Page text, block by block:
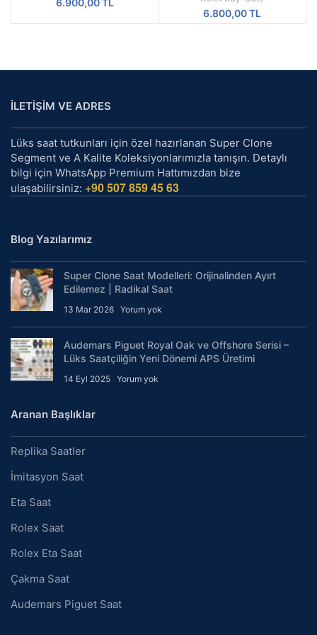
6.900,00TL
6.800,00TL
İLETİŞİM VE ADRES
Lüks saat tutkunları için özel hazırlanan Super Clone
Segment ve A Kalite Koleksiyonlarımızla tanışın. Detaylı
bilgi için WhatsApp Premium Hattımızdan bize
ulaşabilirsiniz: +90 507 859 45 63
Blog Yazılarımız
Super Clone Saat Modelleri: Orijinalinden Ayırt
Edilemez | Radikal Saat
13 Mar 2026 Yorum yok
Audemars Piguet Royal Oak ve Offshore Serisi –
Lüks Saatçiliğin Yeni Dönemi APS Üretimi
14 Eyl 2025 Yorum yok
Aranan Başlıklar
Replika Saatler
İmitasyon Saat
Eta Saat
Rolex Saat
Rolex Eta Saat
Çakma Saat
Audemars Piguet Saat